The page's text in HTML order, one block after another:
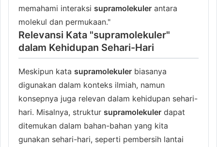
memahami interaksi supramolekuler antara
molekul dan permukaan."
Relevansi Kata "supramolekuler"
dalam Kehidupan Sehari-Hari
Meskipun kata supramolekuler biasanya
digunakan dalam konteks ilmiah, namun
konsepnya juga relevan dalam kehidupan sehari-
hari. Misalnya, struktur supramolekuler dapat
ditemukan dalam bahan-bahan yang kita
gunakan sehari-hari, seperti pembersih lantai